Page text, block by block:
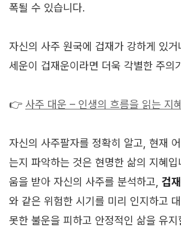
폭될 수 있습니다.
자신의 사주 원국에 겁재가 강하게 있
세운이 겁재운이라면 더욱 각별한 주의
👉 사주 대운 – 인생의 흐름을 읽는 지
자신의 사주팔자를 정확히 알고, 현재
는지 파악하는 것은 현명한 삶의 지혜
움을 받아 자신의 사주를 분석하고, 겁
와 같은 위험한 시기를 미리 인지하고
못한 불운을 피하고 안정적인 삶을 유지